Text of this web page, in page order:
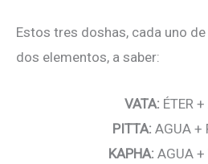
Estos tres doshas, cada uno
dos elementos, a saber:
VATA: ÉTER
PITTA: AGUA +
KAPHA: AGUA +